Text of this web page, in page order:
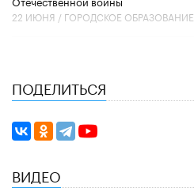
22 ИЮНЯ / ГОРОДСКОЕ ОБРАЗОВАНИЕ
ПОДЕЛИТЬСЯ
ВИДЕО